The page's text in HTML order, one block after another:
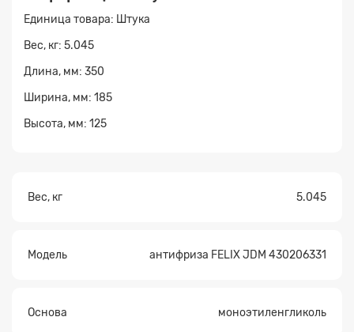
Единица товара: Штука
Вес, кг: 5.045
Длина, мм: 350
Ширина, мм: 185
Высота, мм: 125
Вес, кг 5.045
Модель антифриза FELIX JDM 430206331
Основа моноэтиленгликоль
файл